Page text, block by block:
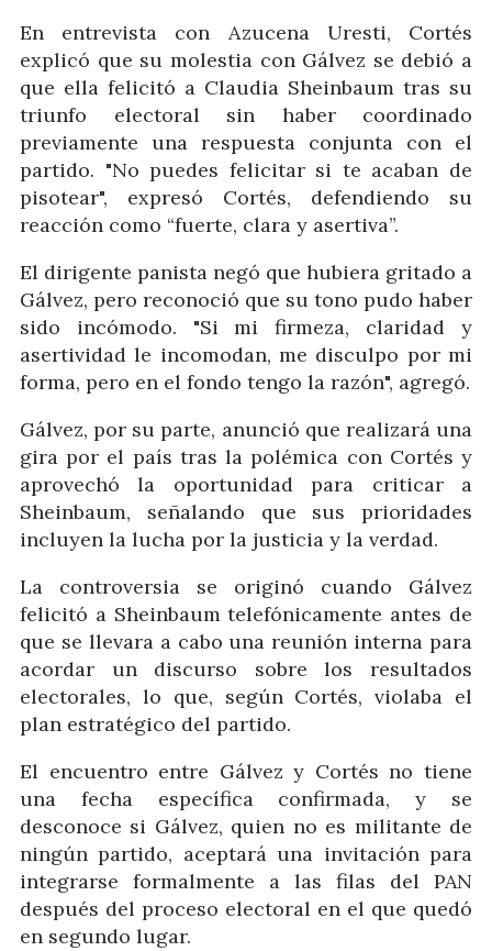
En entrevista con Azucena Uresti, Cortés
explicó que su molestia con Gálvez se debió a
que ella felicitó a Claudia Sheinbaum tras su
triunfo electoral sin haber coordinado
previamente una respuesta conjunta con el
partido. "No puedes felicitar si te acaban de
pisotear", expresó Cortés, defendiendo su
reacción como “fuerte, clara y asertiva”.
El dirigente panista negó que hubiera gritado a
Gálvez, pero reconoció que su tono pudo haber
sido incómodo. "Si mi firmeza, claridad y
asertividad le incomodan, me disculpo por mi
forma, pero en el fondo tengo la razón", agregó.
Gálvez, por su parte, anunció que realizará una
gira por el país tras la polémica con Cortés y
aprovechó la oportunidad para criticar a
Sheinbaum, señalando que sus prioridades
incluyen la lucha por la justicia y la verdad.
La controversia se originó cuando Gálvez
felicitó a Sheinbaum telefónicamente antes de
que se llevara a cabo una reunión interna para
acordar un discurso sobre los resultados
electorales, lo que, según Cortés, violaba el
plan estratégico del partido.
El encuentro entre Gálvez y Cortés no tiene
una fecha específica confirmada, y se
desconoce si Gálvez, quien no es militante de
ningún partido, aceptará una invitación para
integrarse formalmente a las filas del PAN
después del proceso electoral en el que quedó
en segundo lugar.